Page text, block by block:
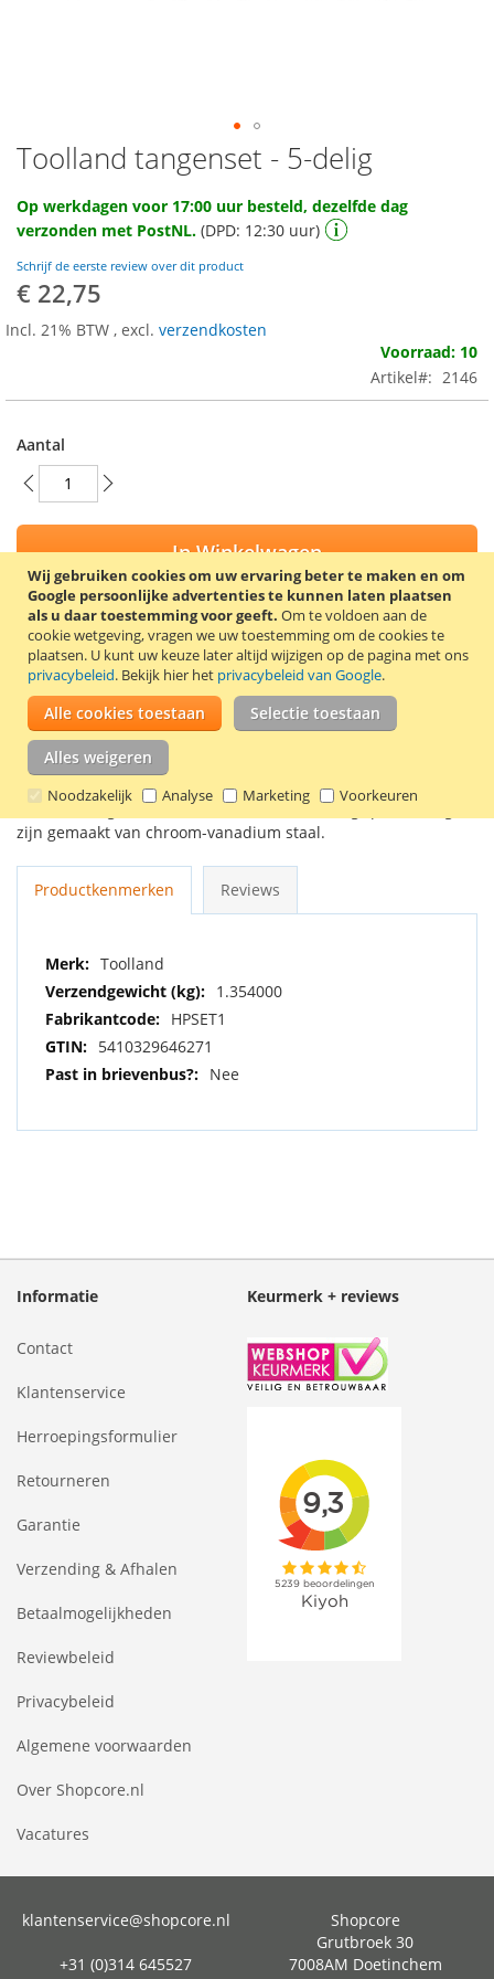
Wij gebruiken cookies om uw ervaring beter te maken en om
Google persoonlijke advertenties te kunnen laten plaatsen
als u daar toestemming voor geeft. Om te voldoen aan de
cookie wetgeving, vragen we uw toestemming om de cookies te
plaatsen. U kunt uw keuze later altijd wijzigen op de pagina met ons
privacybeleid. Bekijk hier het privacybeleid van Google.
Alle cookies toestaan Selectie toestaan
Alles weigeren
Noodzakelijk Analyse Marketing Voorkeuren
Ga
naar
het
begin
van
de
afbeeldingen-
gallerij
Toolland tangenset - 5-delig
Op werkdagen voor 17:00 uur besteld, dezelfde dag
verzonden met PostNL. (DPD: 12:30 uur)
Schrijf de eerste review over dit product
€ 22,75
Incl. 21% BTW , excl. verzendkosten
Voorraad: 10
Artikel
2146
Aantal
In Winkelwagen
VOEG TOE AAN VERLANGLIJST
TOEVOEGEN OM TE VERGELIJKEN
Deze Toolland tangenset bestaat uit een combinatietang (165
mm), een zijsnijtang (165 mm), een halfronde bektang (165
mm), een waterpomptang (250 mm), en een kabelstripper (165
mm). De tangen hebben handvatten met softgripbekleding en
zijn gemaakt van chroom-vanadium staal.
Productkenmerken Reviews
Meer
informatie
Toolland
1.354000
HPSET1
5410329646271
Nee
Informatie
Contact
Klantenservice
Herroepingsformulier
Retourneren
Garantie
Verzending & Afhalen
Betaalmogelijkheden
Reviewbeleid
Privacybeleid
Algemene voorwaarden
Over Shopcore.nl
Vacatures
Keurmerk + reviews
klantenservice@shopcore.nl
+31 (0)314 645527
Shopcore
Grutbroek 30
7008AM Doetinchem